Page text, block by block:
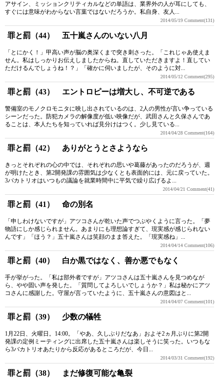
アサイン、ミッションクリティカルなどの単語は、業界外の人が耳にしても、
すぐには意味がわからない言葉ではないだろうか。私自身、友人...
2014/05/19 Comment(131)
罪と罰（44） 五十嵐さんのいない八月
「とにかく！」甲高い声が脳の奥深くまで突き刺さった。「これじゃあ使えま
せん。私はしっかりお伝えしましたからね。直していただきますよ！直してい
ただけるんでしょうね！？」「確かに伺いましたが、そのように対...
2014/05/12 Comment(295)
罪と罰（43） エントロピーは増大し、不可逆である
警備室のモノクロモニタに映し出されているのは、2人の男性が言い争っている
シーンだった。防犯カメラの解像度が低い映像だが、武田さんと久保さんであ
ることは、本人たちを知っていれば見分けはつく。少し見ている...
2014/04/28 Comment(164)
罪と罰（42） ありがとうとさようなら
きっとそれぞれの心の中では、それぞれの思いや葛藤があったのだろうが、週
が明けたとき、第2開発課の雰囲気は少なくとも表面的には、元に戻っていた。
3バカトリオはいつもの議論を就業時間中に平気で繰り広げるよ...
2014/04/21 Comment(41)
罪と罰（41） 命の別名
「申しわけないですが」アツコさんが乾いた声でつぶやくように言った。「夢
物語にしか感じられません。あまりにも理想論すぎて、現実感が感じられない
んです」「ほう？」五十嵐さんは笑顔のまま答えた。「現実感ね」...
2014/04/14 Comment(106)
罪と罰（40） 白か黒ではなく、善か悪でもなく
手が挙がった。「私は部外者ですが」アツコさんは五十嵐さんを見つめなが
ら、やや固い声を発した。「質問してよろしいでしょうか？」私は秘かにアツ
コさんに感謝した。守屋が言っていたように、五十嵐さんの意図はと...
2014/04/07 Comment(101)
罪と罰（39） 少数の犠牲
1月22日、火曜日。14:00。「やあ、久しぶりだなあ」およそ2ヵ月ぶりに第2開
発課の定例ミーティングに出席した五十嵐さんは楽しそうに笑った。いつもな
ら3バカトリオあたりから反応があるところだが、今日...
2014/03/31 Comment(192)
罪と罰（38） まだ修復可能な亀裂